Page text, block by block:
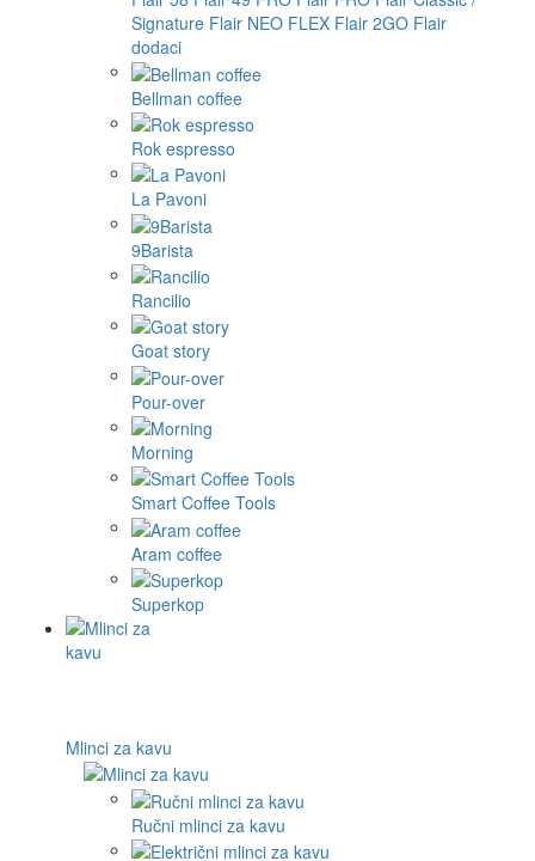
Signature Flair NEO FLEX Flair 2GO Flair
dodaci
Bellman coffee
Rok espresso
La Pavoni
9Barista
Rancilio
Goat story
Pour-over
Morning
Smart Coffee Tools
Aram coffee
Superkop
Mlinci za kavu
Ručni mlinci za kavu